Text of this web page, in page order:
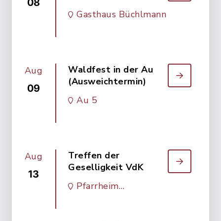
08
Gasthaus Büchlmann
Aug
09
Waldfest in der Au
(Ausweichtermin)
Au 5
Aug
13
Treffen der
Geselligkeit VdK